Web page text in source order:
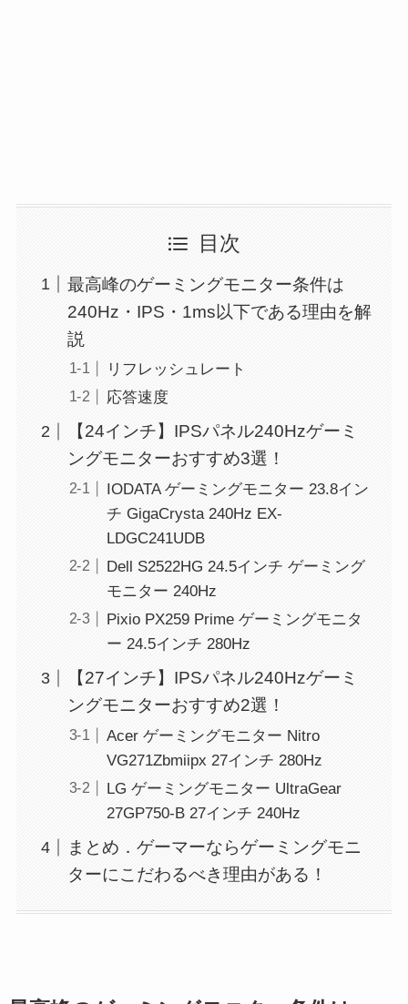
目次
最高峰のゲーミングモニター条件は
240Hz・IPS・1ms以下である理由を解
説
リフレッシュレート
応答速度
【24インチ】IPSパネル240Hzゲーミ
ングモニターおすすめ3選！
IODATA ゲーミングモニター 23.8イン
チ GigaCrysta 240Hz EX-
LDGC241UDB
Dell S2522HG 24.5インチ ゲーミング
モニター 240Hz
Pixio PX259 Prime ゲーミングモニタ
ー 24.5インチ 280Hz
【27インチ】IPSパネル240Hzゲーミ
ングモニターおすすめ2選！
Acer ゲーミングモニター Nitro
VG271Zbmiipx 27インチ 280Hz
LG ゲーミングモニター UltraGear
27GP750-B 27インチ 240Hz
まとめ．ゲーマーならゲーミングモニ
ターにこだわるべき理由がある！